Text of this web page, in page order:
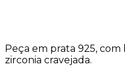
Peça em prata 925,
zirconia cravejada.